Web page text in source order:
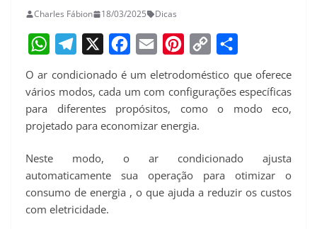
Charles Fábion 18/03/2025 Dicas
h
a
t
A
p
p
e
e
r
a
m
a
e
o
o
m
a
i
i
n
t
r
e
o
p
y
i
n
h
a
O ar condicionado é um eletrodoméstico que oferece
vários modos, cada um com configurações específicas
para diferentes propósitos, como o modo eco,
projetado para economizar energia.
Neste modo, o ar condicionado ajusta
automaticamente sua operação para otimizar o
consumo de energia , o que ajuda a reduzir os custos
com eletricidade.